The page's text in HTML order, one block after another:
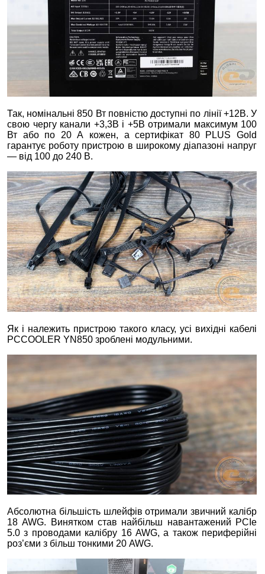
Так, номінальні 850 Вт повністю доступні по лінії +12В. У
свою чергу канали +3,3В і +5В отримали максимум 100
Вт або по 20 А кожен, а сертифікат 80 PLUS Gold
гарантує роботу пристрою в широкому діапазоні напруг
— від 100 до 240 В.
Як і належить пристрою такого класу, усі вихідні кабелі
PCCOOLER YN850 зроблені модульними.
Абсолютна більшість шлейфів отримали звичний калібр
18 AWG. Винятком став найбільш навантажений PCIe
5.0 з проводами калібру 16 AWG, а також периферійні
роз’єми з більш тонкими 20 AWG.